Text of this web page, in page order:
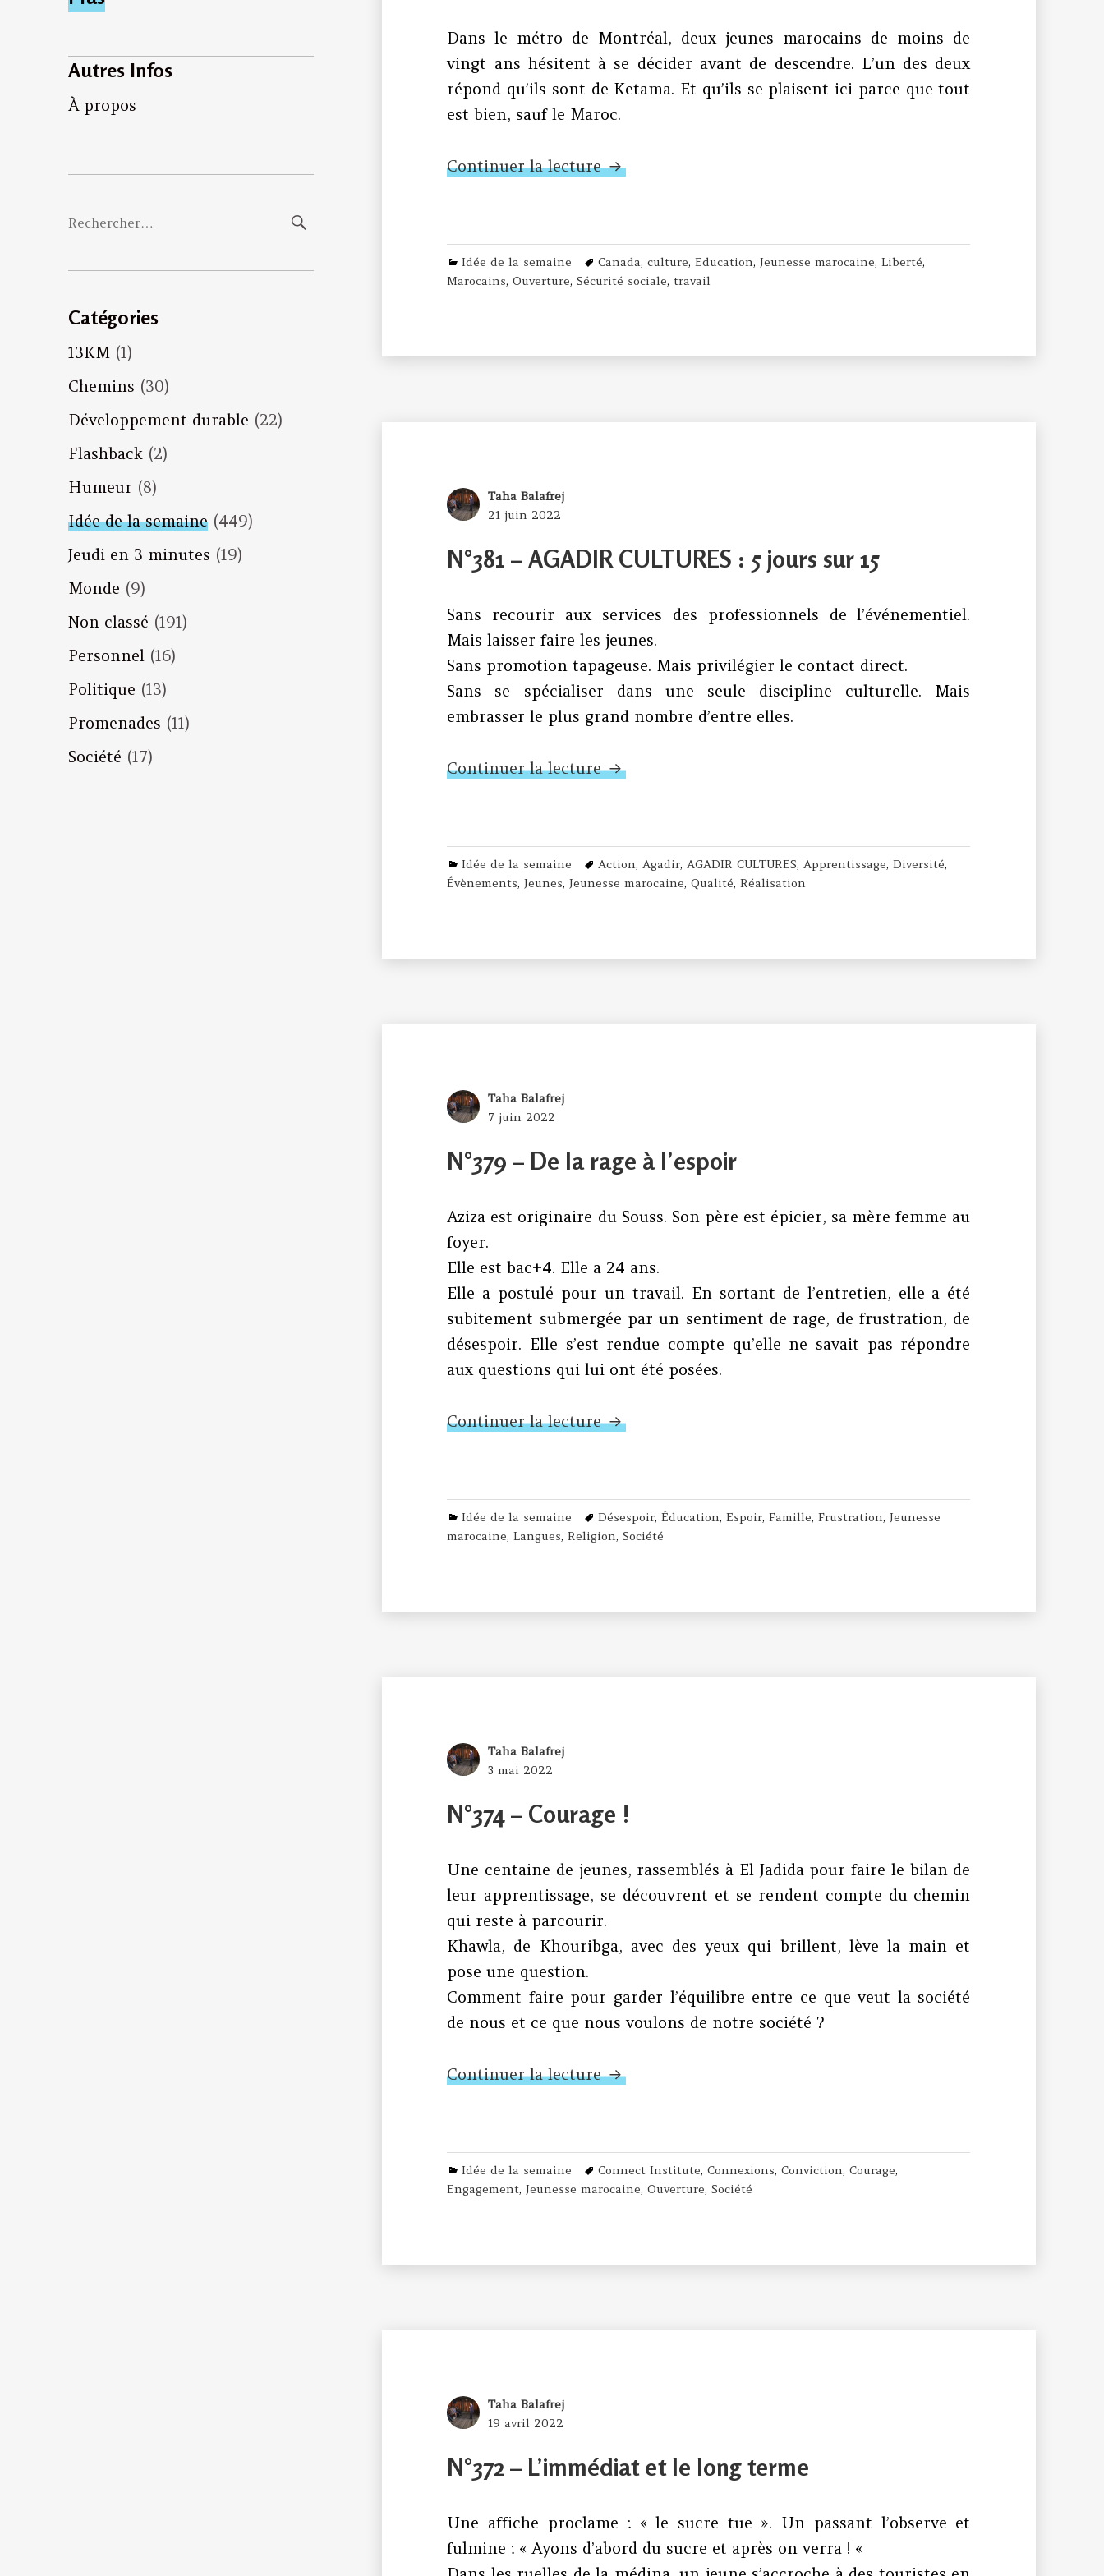
Autres Infos
À propos
Rechercher :
Catégories
13KM(1)
Chemins (30)
Développement durable (22)
Flashback (2)
Humeur (8)
Idée de la semaine(449)
Jeudi en 3 minutes (19)
Monde (9)
Non classé (191)
Personnel (16)
Politique (13)
Promenades (11)
Société (17)
Dans le métro de Montréal, deux jeunes marocains de moins de
vingt ans hésitent à se décider avant de descendre. L’un des deux
répond qu’ils sont de Ketama. Et qu’ils se plaisent ici parce que tout
est bien, sauf le Maroc.
Continuer la lectureN°423 – Par ici le Canada
Categories
Idée de la semaine Tags
Canada,culture,Education,Jeunesse marocaine,Liberté,
Marocains,Ouverture,Sécurité sociale,travail
Author
Taha Balafrej
Posted
21 juin 2022
N°381 – AGADIR CULTURES : 5 jours sur 15
Sans recourir aux services des professionnels de l’événementiel.
Mais laisser faire les jeunes.
Sans promotion tapageuse. Mais privilégier le contact direct.
Sans se spécialiser dans une seule discipline culturelle. Mais
embrasser le plus grand nombre d’entre elles.
Continuer la lectureN°381 – AGADIR CULTURES : 5 jours sur 15
Categories
Idée de la semaine Tags
Action,Agadir,AGADIR CULTURES,Apprentissage,Diversité,
Évènements,Jeunes,Jeunesse marocaine,Qualité,Réalisation
Author
Taha Balafrej
Posted
7 juin 2022
N°379 – De la rage à l’espoir
Aziza est originaire du Souss. Son père est épicier, sa mère femme au
foyer.
Elle est bac+4. Elle a 24 ans.
Elle a postulé pour un travail. En sortant de l’entretien, elle a été
subitement submergée par un sentiment de rage, de frustration, de
désespoir. Elle s’est rendue compte qu’elle ne savait pas répondre
aux questions qui lui ont été posées.
Continuer la lectureN°379 – De la rage à l’espoir
Categories
Idée de la semaine Tags
Désespoir,Éducation,Espoir,Famille,Frustration,Jeunesse
marocaine,Langues,Religion,Société
Author
Taha Balafrej
Posted
3 mai 2022
N°374 – Courage !
Une centaine de jeunes, rassemblés à El Jadida pour faire le bilan de
leur apprentissage, se découvrent et se rendent compte du chemin
qui reste à parcourir.
Khawla, de Khouribga, avec des yeux qui brillent, lève la main et
pose une question.
Comment faire pour garder l’équilibre entre ce que veut la société
de nous et ce que nous voulons de notre société ?
Continuer la lectureN°374 – Courage !
Categories
Idée de la semaine Tags
Connect Institute,Connexions,Conviction,Courage,
Engagement,Jeunesse marocaine,Ouverture,Société
Author
Taha Balafrej
Posted
19 avril 2022
N°372 – L’immédiat et le long terme
Une affiche proclame : « le sucre tue ». Un passant l’observe et
fulmine : « Ayons d’abord du sucre et après on verra ! «